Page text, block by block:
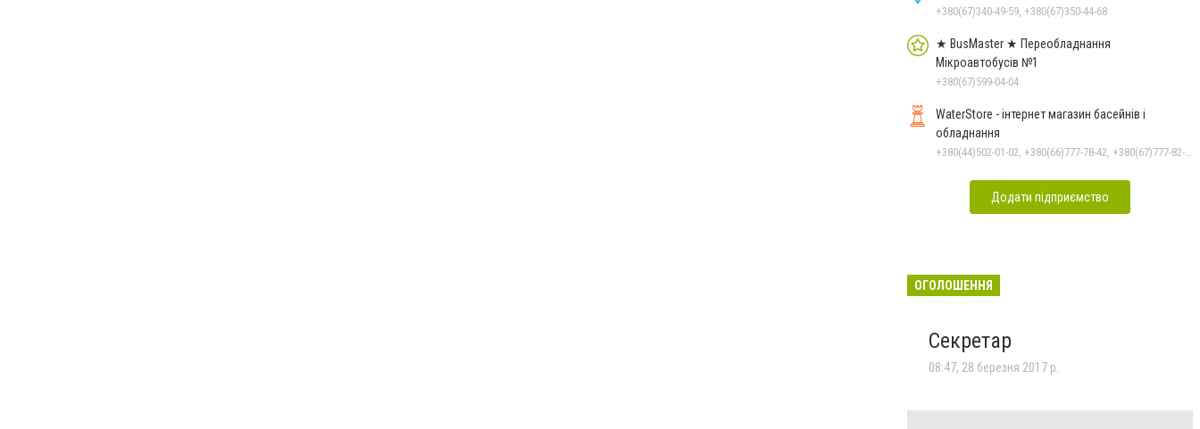
+380(67)340-49-59, +380(67)350-44-68
★ BusMaster ★ Переобладнання
Мікроавтобусів №1
+380(67)599-04-04
WaterStore - інтернет магазин басейнів і
обладнання
Додати підприємство
ОГОЛОШЕННЯ
Секретар
08:47, 28 березня 2017 р.